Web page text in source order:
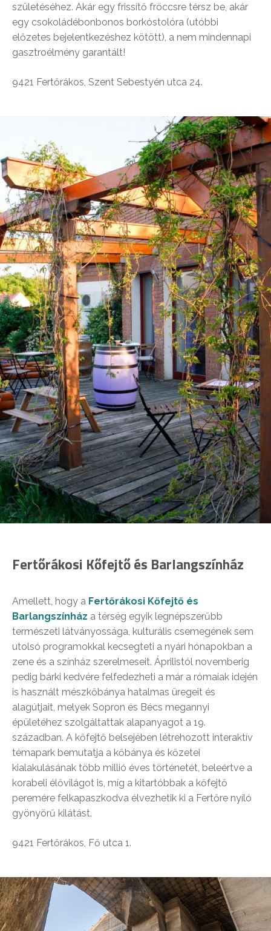
születéséhez. Akár egy frissítő fröccsre térsz be, akár
egy csokoládébonbonos borkóstolóra (utóbbi
előzetes bejelentkezéshez kötött), a nem mindennapi
gasztroélmény garantált!
9421 Fertőrákos, Szent Sebestyén utca 24.
Fertőrákosi Kőfejtő és Barlangszínház
Amellett, hogy a Fertőrákosi Kőfejtő és
Barlangszínház a térség egyik legnépszerűbb
természeti látványossága, kulturális csemegének sem
utolsó programokkal kecsegteti a nyári hónapokban a
zene és a színház szerelmeseit. Áprilistól novemberig
pedig bárki kedvére felfedezheti a már a rómaiak idején
is használt mészkőbánya hatalmas üregeit és
alagútjait, melyek Sopron és Bécs megannyi
épületéhez szolgáltattak alapanyagot a 19.
században. A kőfejtő belsejében létrehozott interaktív
témapark bemutatja a kőbánya és kőzetei
kialakulásának több millió éves történetét, beleértve a
korabeli élővilágot is, míg a kitartóbbak a kőfejtő
peremére felkapaszkodva élvezhetik ki a Fertőre nyíló
gyönyörű kilátást.
9421 Fertőrákos, Fő utca 1.